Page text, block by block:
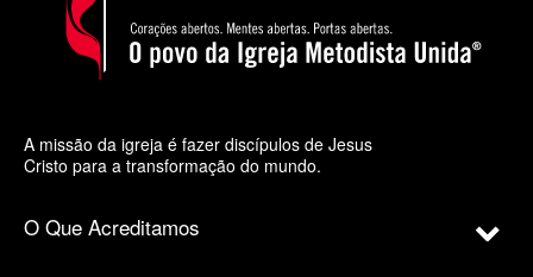
A missão da igreja é fazer discípulos de Jesus
Cristo para a transformação do mundo.
O Que Acreditamos